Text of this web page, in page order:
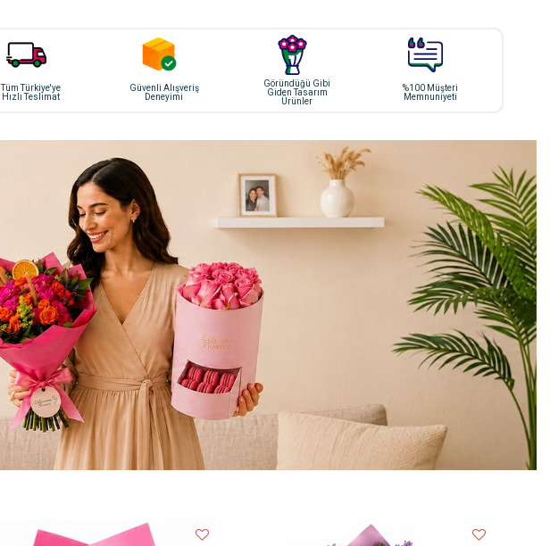
Tüm Türkiye'ye
Hızlı Teslimat
Güvenli Alışveriş
Deneyimi
Göründüğü Gibi
Giden Tasarım
Ürünler
%100 Müşteri
Memnuniyeti